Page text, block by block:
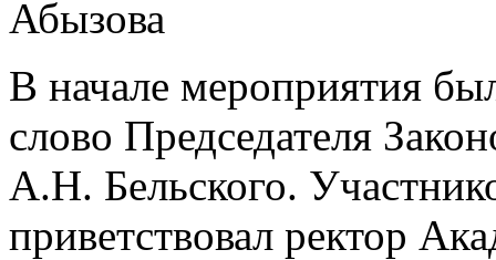
В начале мероприятия
слово Председателя
А.Н. Бельского.
приветствовал ректор